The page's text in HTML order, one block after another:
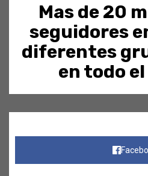
Mas de 20
seguidores
diferentes
en todo